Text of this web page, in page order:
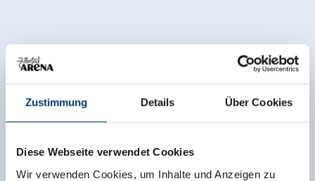
Zustimmung Details Über Cookies
Diese Webseite verwendet Cookies
Wir verwenden Cookies, um Inhalte und Anzeigen zu